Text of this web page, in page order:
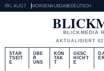
FRI, AUG 7 MORGENAUSGABEDEUTSCH
BLICKMEDIA
AKTUALISIERT
STAR
TSEIT
E
ÜBE
R
UNS
KON
TAK
T
GESC
HICHT
E